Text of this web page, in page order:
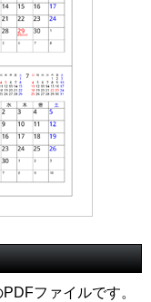
ファイルです。